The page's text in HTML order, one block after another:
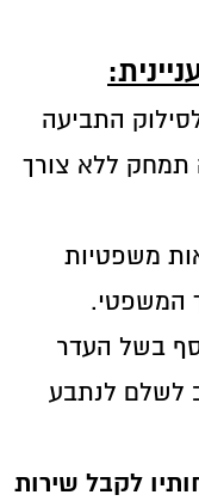
התביעה
ללא צורך
משפטיות
המשפטי.
בשל העדר
לשלם לנתבע
לקבל שירות